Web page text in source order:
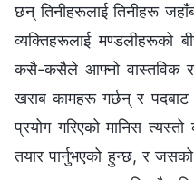
छन् तिनीहरूलाई तिनीहरू
व्यक्तिहरूलाई मण्डलीहरूको
कसै-कसैले आफ्नो वास्तविक
खराब कामहरू गर्छन् र पदबाट
प्रयोग गरिएको मानिस
तयार पार्नुभएको हुन्छ, र